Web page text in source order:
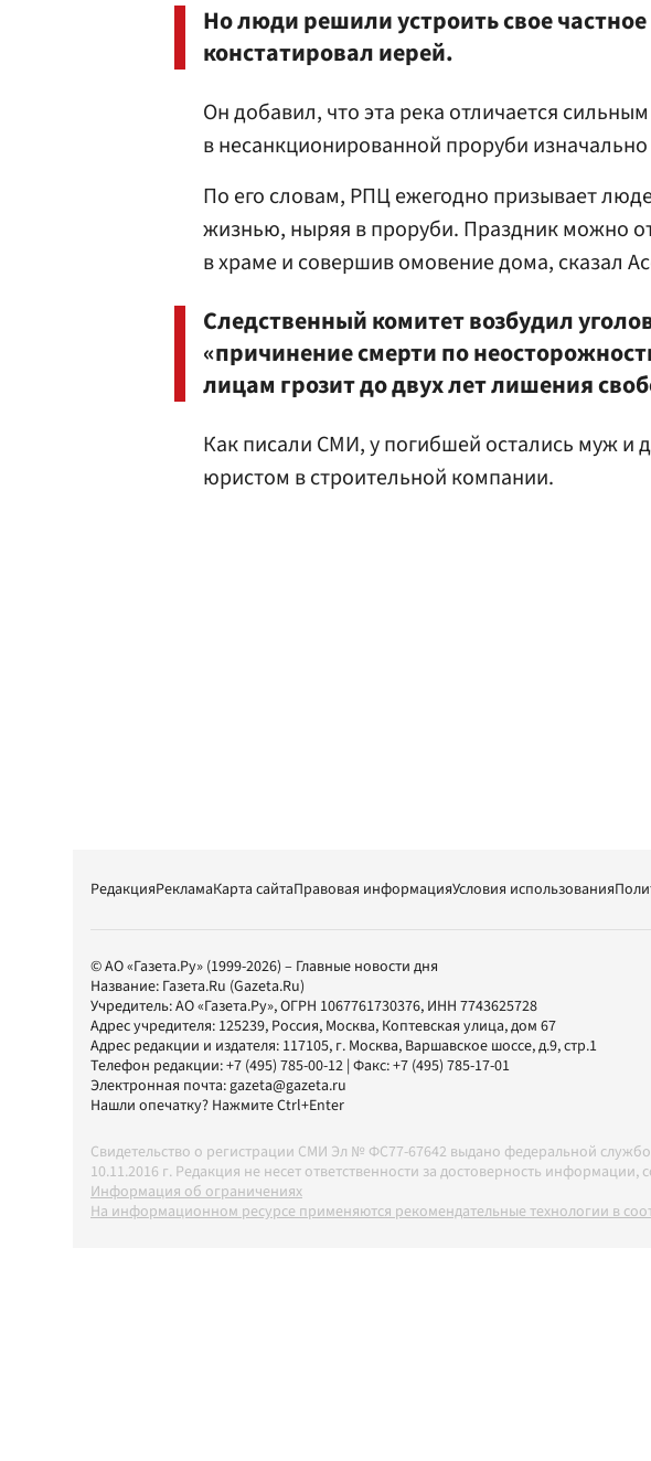
Но люди решили устроить свое
констатировал иерей.
Он добавил, что эта река отличается
в несанкционированной проруби
По его словам, РПЦ ежегодно призывает
жизнью, ныряя в проруби. Праздник можно
в храме и совершив омовение дома, сказал
Следственный комитет возбудил
«причинение смерти по
лицам грозит до двух лет лишения
Как писали СМИ, у погибшей остались муж и
юристом в строительной компании.
РедакцияРекламаКарта сайтаПравовая информацияУсловия использования
© АО «Газета.Ру» (1999-2026) – Главные новости дня
Название: Газета.Ru (Gazeta.Ru)
Учредитель:АО «Газета.Ру», ОГРН 1067761730376, ИНН 7743625728
Адрес учредителя: 125239, Россия, Москва, Коптевская улица, дом 67
Адрес редакции и издателя: 117105, г. Москва, Варшавское шоссе, д.9, стр.1
Телефон редакции:+7 (495) 785-00-12 | Факс:+7 (495) 785-17-01
Электронная почта:gazeta@gazeta.ru
Нашли опечатку? Нажмите Ctrl+Enter
Свидетельство о регистрации СМИ Эл № ФС77-67642 выдано федеральной
10.11.2016 г. Редакция не несет ответственности за достоверность
Информация об ограничениях
На информационном ресурсе применяются рекомендательные технологии в